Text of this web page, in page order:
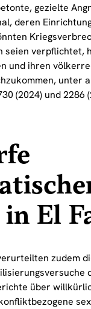
gezielte
deren
seien verpflichtet,
und ihren
unter
(2024) und 2286
El
zudem
über